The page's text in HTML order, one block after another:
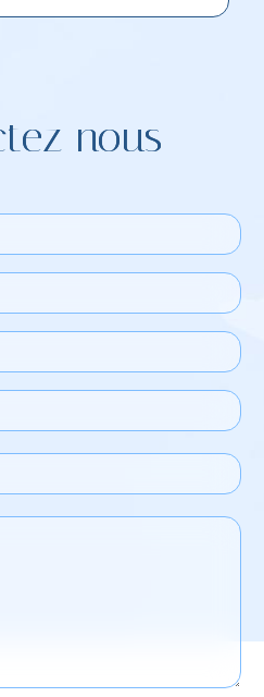
nous